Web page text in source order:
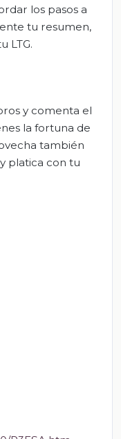
los pasos a
tu resumen,
LTG.
y comenta el
la fortuna de
también
platica con tu